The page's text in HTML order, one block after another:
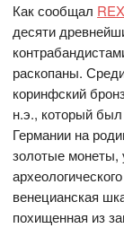
Как сообщал REX
десяти
раскопаны.
коринфский
н.э., который
Германии на
золотые монеты,
венецианская
похищенная из